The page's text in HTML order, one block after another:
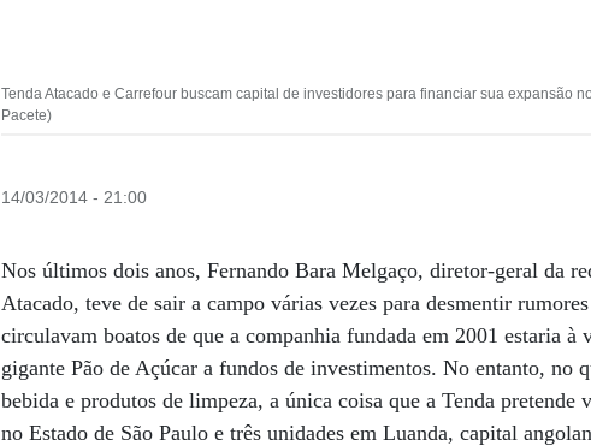
Tenda Atacado e Carrefour buscam capital de investidores para financiar sua expansão
Pacete)
14/03/2014 - 21:00
Nos últimos dois anos, Fernando Bara Melgaço, diretor-geral da
Atacado, teve de sair a campo várias vezes para desmentir
circulavam boatos de que a companhia fundada em 2001 estaria à
gigante Pão de Açúcar a fundos de investimentos. No entanto, no
bebida e produtos de limpeza, a única coisa que a Tenda pretende
no Estado de São Paulo e três unidades em Luanda, capital